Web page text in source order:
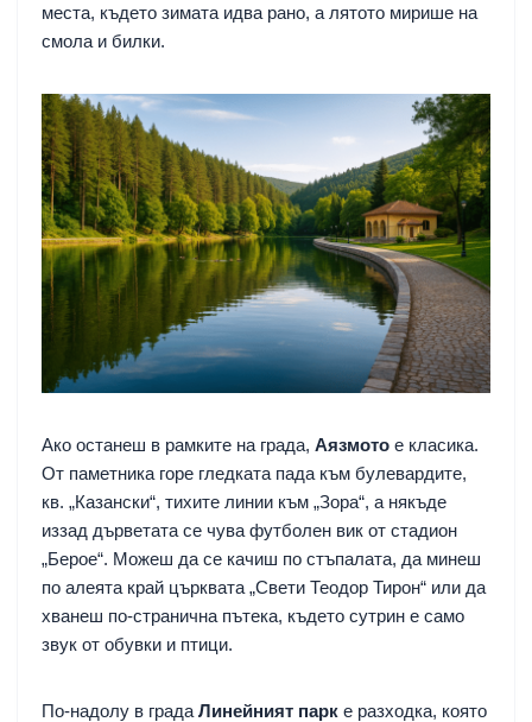
места, където зимата идва рано, а лятото мирише на
смола и билки.
Ако останеш в рамките на града, Аязмото е класика.
От паметника горе гледката пада към булевардите,
кв. „Казански“, тихите линии към „Зора“, а някъде
иззад дърветата се чува футболен вик от стадион
„Берое“. Можеш да се качиш по стъпалата, да минеш
по алеята край църквата „Свети Теодор Тирон“ или да
хванеш по-странична пътека, където сутрин е само
звук от обувки и птици.
По-надолу в града Линейният парк е разходка, която